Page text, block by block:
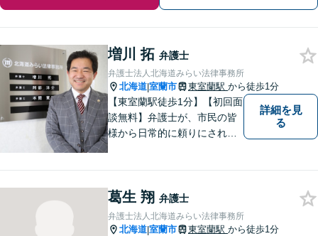
増川 拓 弁護士
弁護士法人北海道みらい法律事務所
北海道|室蘭市 東室蘭駅 から徒歩1分
【東室蘭駅徒歩1分】【初回面
談無料】弁護士が、市民の皆
様から日常的に頼りにされる
い未来へと導きます。お気軽
にご相談ください。【駐車場
あり】
詳細を見
る
葛生 翔 弁護士
弁護士法人北海道みらい法律事務所
北海道|室蘭市 東室蘭駅 から徒歩1分